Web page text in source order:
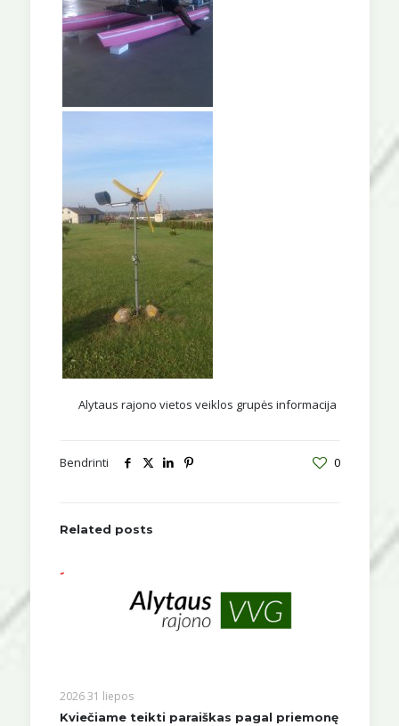
Alytaus rajono vietos veiklos grupės informacija
Bendrinti 0
Related posts
2026 31 liepos
Kviečiame teikti paraiškas pagal priemonę